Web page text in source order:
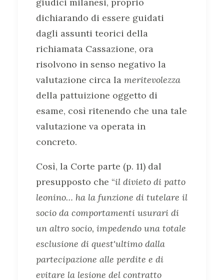
dichiarando di essere guidati
dagli assunti teorici della
richiamata Cassazione, ora
risolvono in senso negativo la
valutazione circa la meritevolezza
della pattuizione oggetto di
esame, così ritenendo che una tale
valutazione va operata in
concreto.
Così, la Corte parte (p. 11) dal
presupposto che “il divieto di patto
leonino… ha la funzione di tutelare il
socio da comportamenti usurari di
un altro socio, impedendo una totale
esclusione di quest'ultimo dalla
partecipazione alle perdite e di
evitare la lesione del contratto